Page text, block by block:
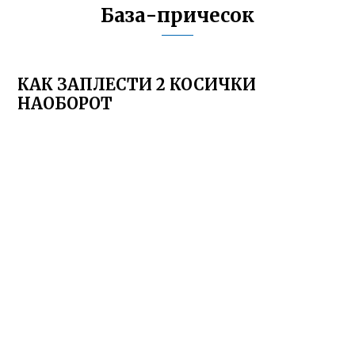
База-причесок
КАК ЗАПЛЕСТИ 2 КОСИЧКИ
НАОБОРОТ